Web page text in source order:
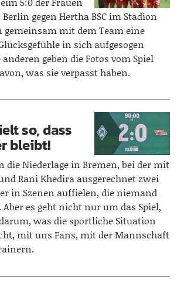
Berlin gegen Hertha BSC im Stadion
gemeinsam mit dem Team eine
in sich aufgesogen
geben die Fotos vom Spiel
was sie verpasst haben.
so, dass
bleibt!
die Niederlage in Bremen, bei der mit
Rani Khedira ausgerechnet zwei
in Szenen auffielen, die niemand
es geht nicht nur um das Spiel,
was die sportliche Situation
mit uns Fans, mit der Mannschaft